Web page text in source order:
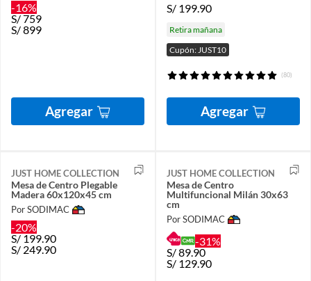
-16%
S/759
S/899
Agregar
S/ 199.90
Retira mañana
Cupón: JUST10
(80)
Agregar
JUST HOME COLLECTION
Mesa de Centro Plegable
Madera 60x120x45 cm
Por SODIMAC
-20%
S/199.90
S/ 249.90
JUST HOME COLLECTION
Mesa de Centro
Multifuncional Milán 30x63
cm
Por SODIMAC
-31%
S/89.90
S/ 129.90